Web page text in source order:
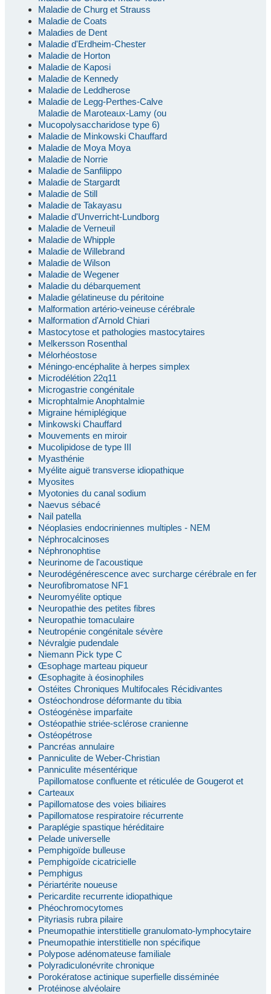
Maladie de Churg et Strauss
Maladie de Coats
Maladies de Dent
Maladie d'Erdheim-Chester
Maladie de Horton
Maladie de Kaposi
Maladie de Kennedy
Maladie de Leddherose
Maladie de Legg-Perthes-Calve
Maladie de Maroteaux-Lamy (ou
Mucopolysaccharidose type 6)
Maladie de Minkowski Chauffard
Maladie de Moya Moya
Maladie de Norrie
Maladie de Sanfilippo
Maladie de Stargardt
Maladie de Still
Maladie de Takayasu
Maladie d'Unverricht-Lundborg
Maladie de Verneuil
Maladie de Whipple
Maladie de Willebrand
Maladie de Wilson
Maladie de Wegener
Maladie du débarquement
Maladie gélatineuse du péritoine
Malformation artério-veineuse cérébrale
Malformation d'Arnold Chiari
Mastocytose et pathologies mastocytaires
Melkersson Rosenthal
Mélorhéostose
Méningo-encéphalite à herpes simplex
Microdélétion 22q11
Microgastrie congénitale
Microphtalmie Anophtalmie
Migraine hémiplégique
Minkowski Chauffard
Mouvements en miroir
Mucolipidose de type III
Myasthénie
Myélite aiguë transverse idiopathique
Myosites
Myotonies du canal sodium
Naevus sébacé
Nail patella
Néoplasies endocriniennes multiples - NEM
Néphrocalcinoses
Néphronophtise
Neurinome de l'acoustique
Neurodégénérescence avec surcharge cérébrale en fer
Neurofibromatose NF1
Neuromyélite optique
Neuropathie des petites fibres
Neuropathie tomaculaire
Neutropénie congénitale sévère
Névralgie pudendale
Niemann Pick type C
Œsophage marteau piqueur
Œsophagite à éosinophiles
Ostéites Chroniques Multifocales Récidivantes
Ostéochondrose déformante du tibia
Ostéogénèse imparfaite
Ostéopathie striée-sclérose cranienne
Ostéopétrose
Pancréas annulaire
Panniculite de Weber-Christian
Panniculite mésentérique
Papillomatose confluente et réticulée de Gougerot et
Carteaux
Papillomatose des voies biliaires
Papillomatose respiratoire récurrente
Paraplégie spastique héréditaire
Pelade universelle
Pemphigoïde bulleuse
Pemphigoïde cicatricielle
Pemphigus
Périartérite noueuse
Pericardite recurrente idiopathique
Phéochromocytomes
Pityriasis rubra pilaire
Pneumopathie interstitielle granulomato-lymphocytaire
Pneumopathie interstitielle non spécifique
Polypose adénomateuse familiale
Polyradiculonévrite chronique
Porokératose actinique superfielle disséminée
Protéinose alvéolaire